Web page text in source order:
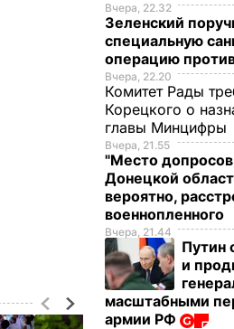
Вчера, 22.32
Зеленский
специальную
операцию
Вчера, 22.20
Комитет Рады
Корецкого о
главы Минцифры
Вчера, 21.55
"Место
Донецкой
вероятно,
военнопленного
Вчера, 21.44
Путин
и
масштабными
армии РФ